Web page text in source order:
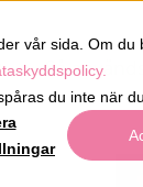
vår sida. Om
du inte när
Så